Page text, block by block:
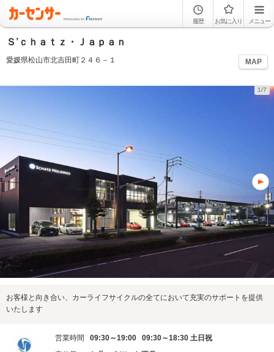
履歴 お気に入り メニュー
Ｓ’ｃｈａｔｚ・Ｊａｐａｎ
愛媛県松山市北吉田町２４６－１ MAP
1/7
お客様と向き合い、カーライフサイクルの全てにおいて充実のサポートを提供
いたします
営業時間
09:30～19:00 09:30～18:30 土日祝